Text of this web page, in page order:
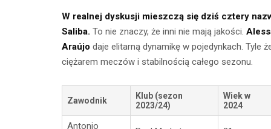
W realnej dyskusji mieszczą się dziś cztery
Saliba. To nie znaczy, że inni nie mają jakości.
Araújo daje elitarną dynamikę w pojedynkach. Tyle
ciężarem meczów i stabilnością całego sezonu.
Zawodnik
Klub (sezon
2023/24)
Wiek w
2024
Antonio